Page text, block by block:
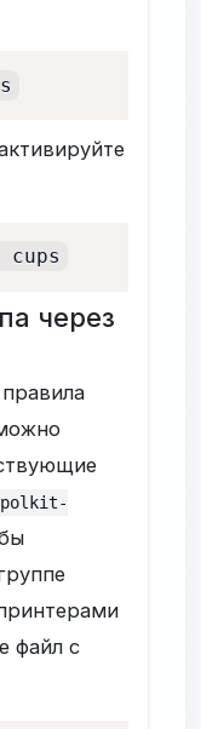
через
файл с